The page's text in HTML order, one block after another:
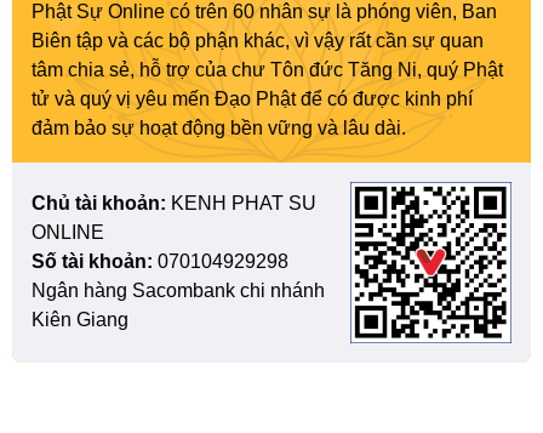
Phật Sự Online có trên 60 nhân sự là phóng viên, Ban
Biên tập và các bộ phận khác, vì vậy rất cần sự quan
tâm chia sẻ, hỗ trợ của chư Tôn đức Tăng Ni, quý Phật
tử và quý vị yêu mến Đạo Phật để có được kinh phí
đảm bảo sự hoạt động bền vững và lâu dài.
Chủ tài khoản: KENH PHAT SU
ONLINE
Số tài khoản: 070104929298
Ngân hàng Sacombank chi nhánh
Kiên Giang